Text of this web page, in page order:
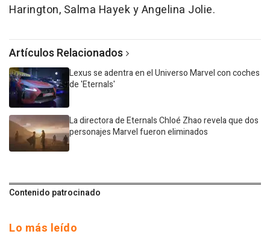
Harington, Salma Hayek y Angelina Jolie.
Artículos Relacionados
Lexus se adentra en el Universo Marvel con coches
de 'Eternals'
La directora de Eternals Chloé Zhao revela que dos
personajes Marvel fueron eliminados
Contenido patrocinado
Lo más leído